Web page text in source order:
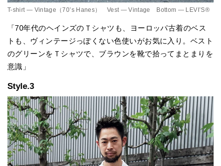
T-shirt — Vintage（70’s Hanes） Vest — Vintage Bottom — LEVI’S®
「70年代のヘインズのＴシャツも、ヨーロッパ古着のベス
トも、ヴィンテージっぽくない色使いがお気に入り。ベスト
のグリーンをＴシャツで、ブラウンを靴で拾ってまとまりを
意識」
Style.3